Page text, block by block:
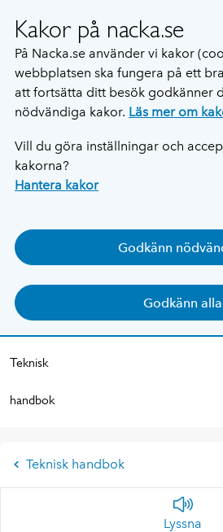
Kakor på nacka.se
På Nacka.se använder vi kakor
webbplatsen ska fungera på ett
att fortsätta ditt besök godkänner
nödvändiga kakor. Läs mer om
Vill du göra inställningar och
kakorna?
Hantera kakor
Godkänn
Godkänn alla
Teknisk
handbok
Teknisk handbok
Lyssna